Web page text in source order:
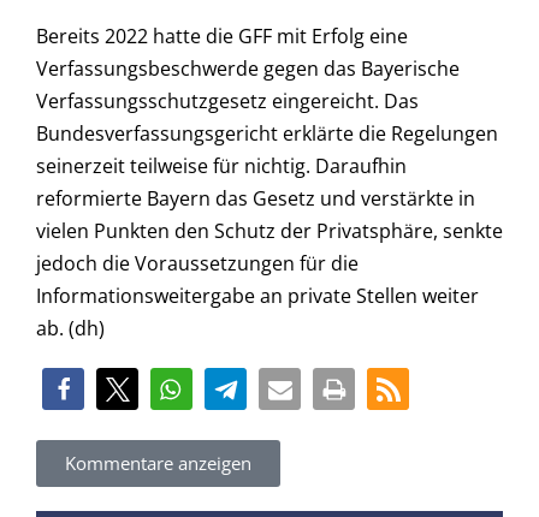
Bereits 2022 hatte die GFF mit Erfolg eine
Verfassungsbeschwerde gegen das Bayerische
Verfassungsschutzgesetz eingereicht. Das
Bundesverfassungsgericht erklärte die Regelungen
seinerzeit teilweise für nichtig. Daraufhin
reformierte Bayern das Gesetz und verstärkte in
vielen Punkten den Schutz der Privatsphäre, senkte
jedoch die Voraussetzungen für die
Informationsweitergabe an private Stellen weiter
ab. (dh)
Kommentare anzeigen